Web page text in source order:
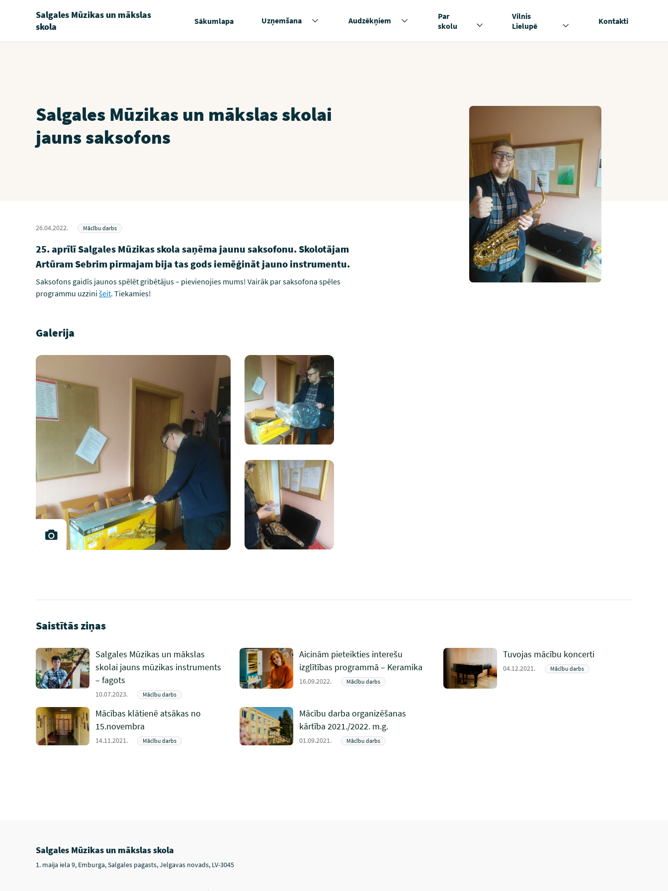
Salgales Mūzikas un mākslas
skola
Sākumlapa Uzņemšana Audzēkņiem
Par
skolu
Vilnis
Lielupē
Kontakti
Salgales Mūzikas un mākslas skolai
jauns saksofons
26.04.2022. Mācību darbs
25. aprīlī Salgales Mūzikas skola saņēma jaunu saksofonu. Skolotājam
Artūram Sebrim pirmajam bija tas gods iemēģināt jauno instrumentu.
Saksofons gaidīs jaunos spēlēt gribētājus – pievienojies mums! Vairāk par saksofona spēles
programmu uzzini šeit. Tiekamies!
Galerija
Saistītās ziņas
Salgales Mūzikas un mākslas
skolai jauns mūzikas instruments
– fagots
10.07.2023. Mācību darbs
Aicinām pieteikties interešu
izglītības programmā – Keramika
16.09.2022. Mācību darbs
Tuvojas mācību koncerti
04.12.2021. Mācību darbs
Mācības klātienē atsākas no
15.novembra
14.11.2021. Mācību darbs
Mācību darba organizēšanas
kārtība 2021./2022. m.g.
01.09.2021. Mācību darbs
Salgales Mūzikas un mākslas skola
1. maija iela 9, Emburga, Salgales pagasts, Jelgavas novads, LV-3045